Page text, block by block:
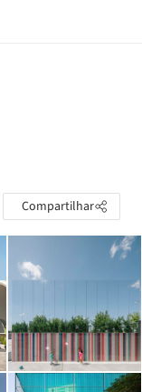
Compartilhar